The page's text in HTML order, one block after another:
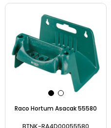
Raco Hortum Asacak 55580
BTNK-RA4D00055580